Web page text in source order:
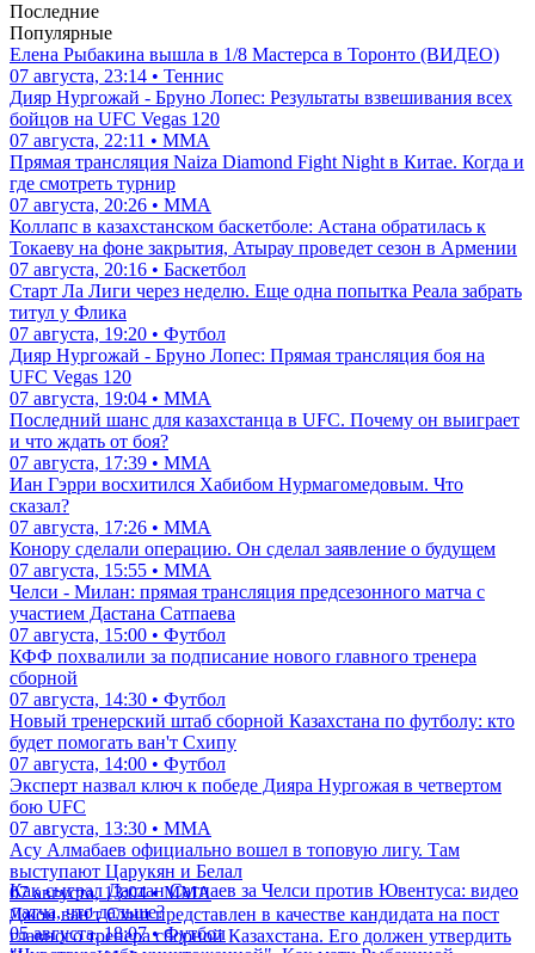
Последние
Популярные
Елена Рыбакина вышла в 1/8 Мастерса в Торонто (ВИДЕО)
07 августа, 23:14 • Теннис
Дияр Нургожай - Бруно Лопес: Результаты взвешивания всех
бойцов на UFC Vegas 120
07 августа, 22:11 • ММА
Прямая трансляция Naiza Diamond Fight Night в Китае. Когда и
где смотреть турнир
07 августа, 20:26 • ММА
Коллапс в казахстанском баскетболе: Астана обратилась к
Токаеву на фоне закрытия, Атырау проведет сезон в Армении
07 августа, 20:16 • Баскетбол
Старт Ла Лиги через неделю. Еще одна попытка Реала забрать
титул у Флика
07 августа, 19:20 • Футбол
Дияр Нургожай - Бруно Лопес: Прямая трансляция боя на
UFC Vegas 120
07 августа, 19:04 • ММА
Последний шанс для казахстанца в UFC. Почему он выиграет
и что ждать от боя?
07 августа, 17:39 • ММА
Иан Гэрри восхитился Хабибом Нурмагомедовым. Что
сказал?
07 августа, 17:26 • ММА
Конору сделали операцию. Он сделал заявление о будущем
07 августа, 15:55 • ММА
Челси - Милан: прямая трансляция предсезонного матча с
участием Дастана Сатпаева
07 августа, 15:00 • Футбол
КФФ похвалили за подписание нового главного тренера
сборной
07 августа, 14:30 • Футбол
Новый тренерский штаб сборной Казахстана по футболу: кто
будет помогать ван'т Схипу
07 августа, 14:00 • Футбол
Эксперт назвал ключ к победе Дияра Нургожая в четвертом
бою UFC
07 августа, 13:30 • ММА
Асу Алмабаев официально вошел в топовую лигу. Там
выступают Царукян и Белал
07 августа, 13:04 • ММА
Джон ван'т Схип представлен в качестве кандидата на пост
главного тренера сборной Казахстана. Его должен утвердить
Как сыграл Дастан Сатпаев за Челси против Ювентуса: видео
матча, что дальше?
05 августа, 18:07 • Футбол